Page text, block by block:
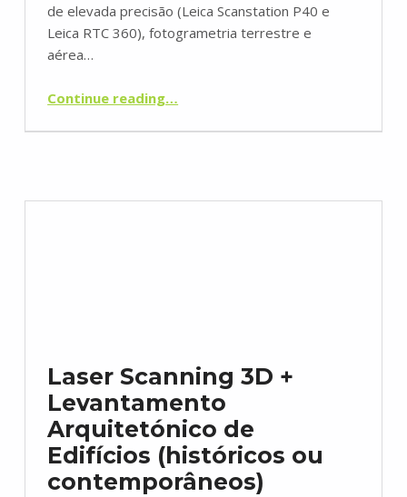
de elevada precisão (Leica Scanstation P40 e
Leica RTC 360), fotogrametria terrestre e
aérea…
Continue readingRedes Energéticas Nacionais (REN)”
…
Laser Scanning 3D +
Levantamento
Arquitetónico de
Edifícios (históricos ou
contemporâneos)